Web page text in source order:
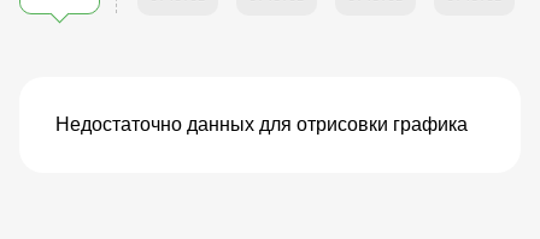
Недостаточно данных для отрисовки графика